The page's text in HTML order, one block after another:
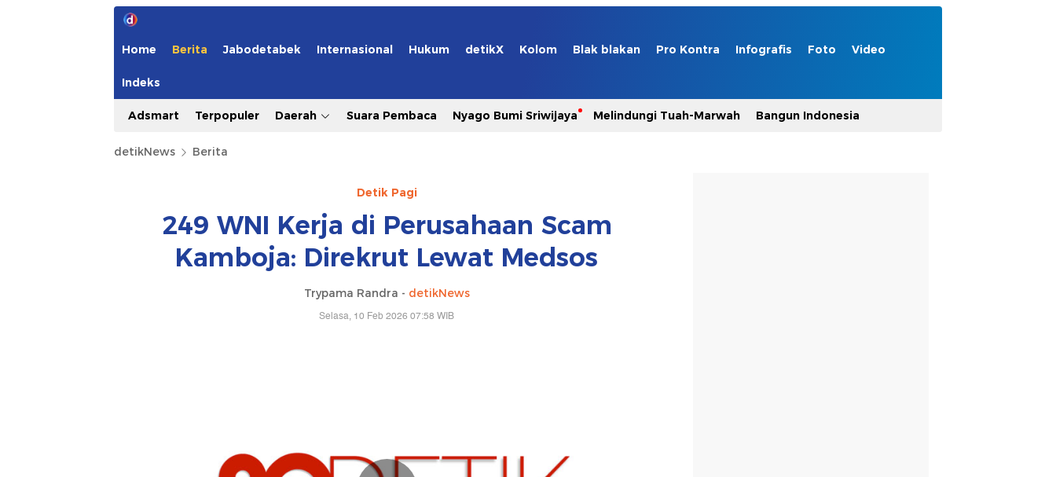
Home Berita Jabodetabek Internasional Hukum detikX Kolom Blak blakan Pro Kontra Infografis Foto Video
Indeks
Adsmart Terpopuler Daerah Suara Pembaca Nyago Bumi Sriwijaya Melindungi Tuah-Marwah Bangun Indonesia
detikNews Berita
Detik Pagi
249 WNI Kerja di Perusahaan Scam
Kamboja: Direkrut Lewat Medsos
Trypama Randra - detikNews
Selasa, 10 Feb 2026 07:58 WIB